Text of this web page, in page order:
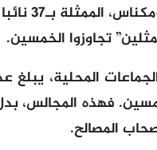
تجاوزوا الخمسين.
فهذه
المصالح.